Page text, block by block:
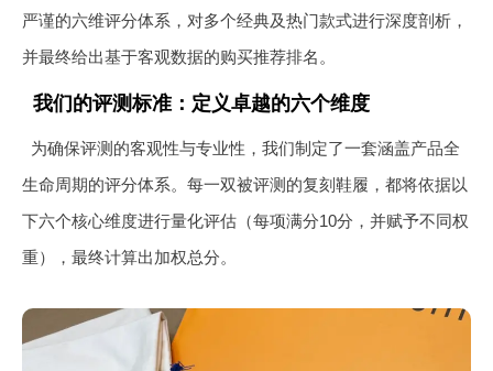
严谨的六维评分体系，对多个经典及热门款式进行深度剖析，
并最终给出基于客观数据的购买推荐排名。
我们的评测标准：定义卓越的六个维度
为确保评测的客观性与专业性，我们制定了一套涵盖产品全
生命周期的评分体系。每一双被评测的复刻鞋履，都将依据以
下六个核心维度进行量化评估（每项满分10分，并赋予不同权
重），最终计算出加权总分。